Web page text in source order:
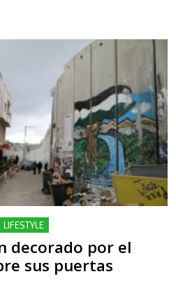
LIFESTYLE
decorado por el
sus puertas